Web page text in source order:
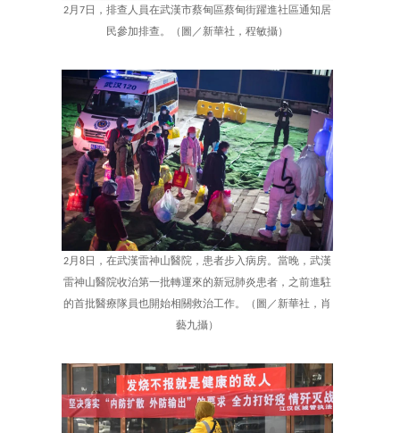
2月7日，排查人員在武漢市蔡甸區蔡甸街躍進社區通知居
民參加排查。（圖／新華社，程敏攝）
2月8日，在武漢雷神山醫院，患者步入病房。當晚，武漢
雷神山醫院收治第一批轉運來的新冠肺炎患者，之前進駐
的首批醫療隊員也開始相關救治工作。（圖／新華社，肖
藝九攝）